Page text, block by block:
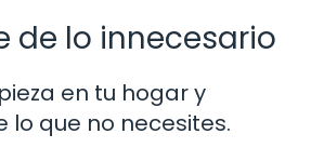
de lo innecesario
en tu hogar y
lo que no necesites.